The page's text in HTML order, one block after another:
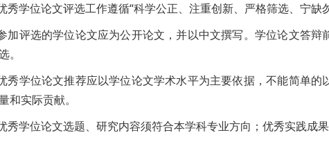
秀学位论文评选工作遵循“科学公正、注重创新、严格筛选、宁缺
加评选的学位论文应为公开论文，并以中文撰写。学位论文答
。
秀学位论文推荐应以学位论文学术水平为主要依据，不能简单
和实际贡献。
秀学位论文选题、研究内容须符合本学科专业方向；优秀实践成